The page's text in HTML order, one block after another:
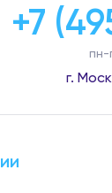
+7
пн-
г.